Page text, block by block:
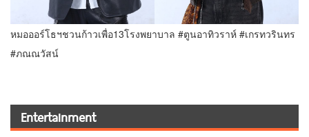
หมอออร์โธฯชวนก้าวเพื่อ13โรงพยาบาล #ตูนอาทิวราห์ #เกรทวรินทร
#ภณณวัสน์
Entertainment